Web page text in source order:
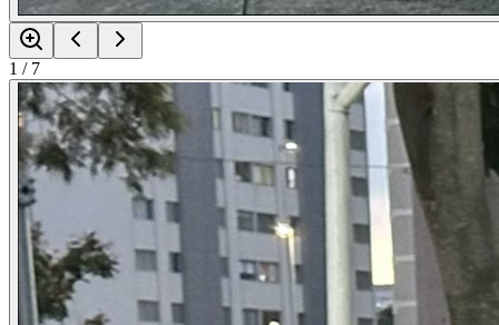
1 / 7